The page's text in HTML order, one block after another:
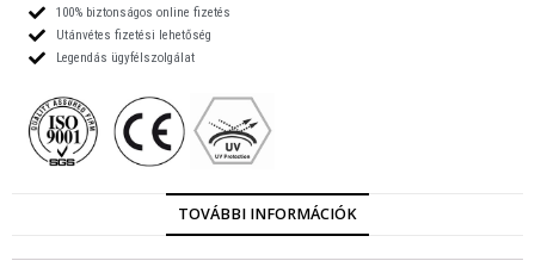
100% biztonságos online fizetés
Utánvétes fizetési lehetőség
Legendás ügyfélszolgálat
TOVÁBBI INFORMÁCIÓK